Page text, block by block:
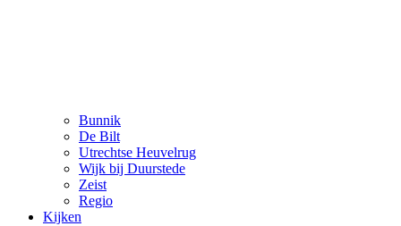
Bunnik
De Bilt
Utrechtse Heuvelrug
Wijk bij Duurstede
Zeist
Regio
Kijken